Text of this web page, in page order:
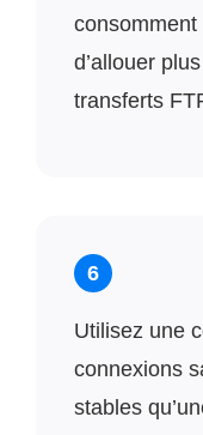
d’allouer
transferts
6
Utilisez une
connexions
stables